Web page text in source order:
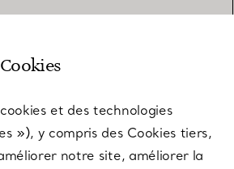
et des technologies
»), y compris des Cookies tiers,
notre site, améliorer la